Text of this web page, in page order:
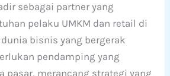
sebagai partner yang
pelaku UMKM dan retail di
bisnis yang bergerak
pendamping yang
pasar, merancang strategi yang